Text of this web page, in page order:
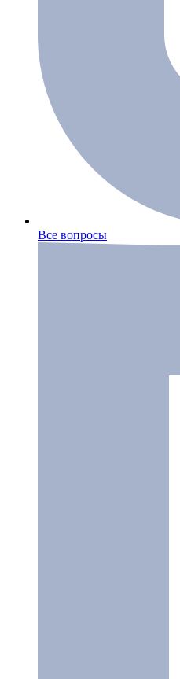
Все вопросы